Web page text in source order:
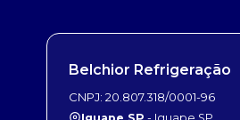
Belchior Refrigeração
CNPJ: 20.807.318/0001-96